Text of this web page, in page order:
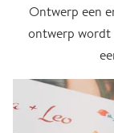
Ontwerp een
ontwerp